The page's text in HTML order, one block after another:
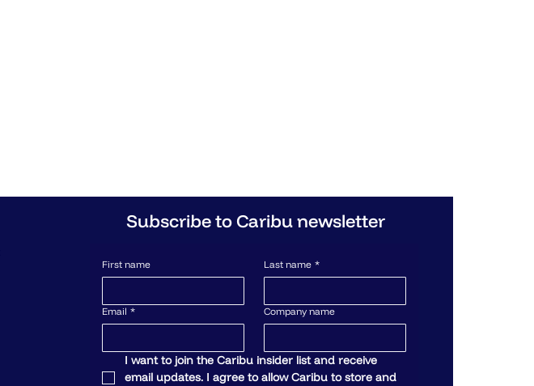
First name Last name *
Email * Company name
I want to join the Caribu insider list and receive
email updates. I agree to allow Caribu to store and
Subscribe to Caribu newsletter